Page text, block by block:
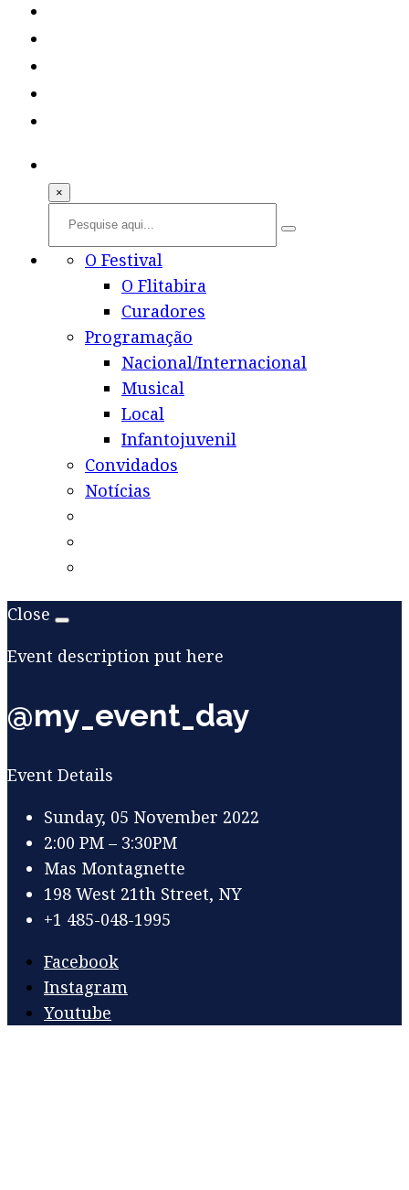
×
O Festival
O Flitabira
Curadores
Programação
Nacional/Internacional
Musical
Local
Infantojuvenil
Convidados
Notícias
Close
Event description put here
@my_event_day
Event Details
Sunday, 05 November 2022
2:00 PM – 3:30PM
Mas Montagnette
198 West 21th Street, NY
+1 485-048-1995
Facebook
Instagram
Youtube